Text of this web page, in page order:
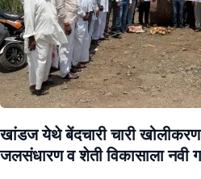
खांडज येथे बेंदचारी चारी
जलसंधारण व शेती विकासाला नवी